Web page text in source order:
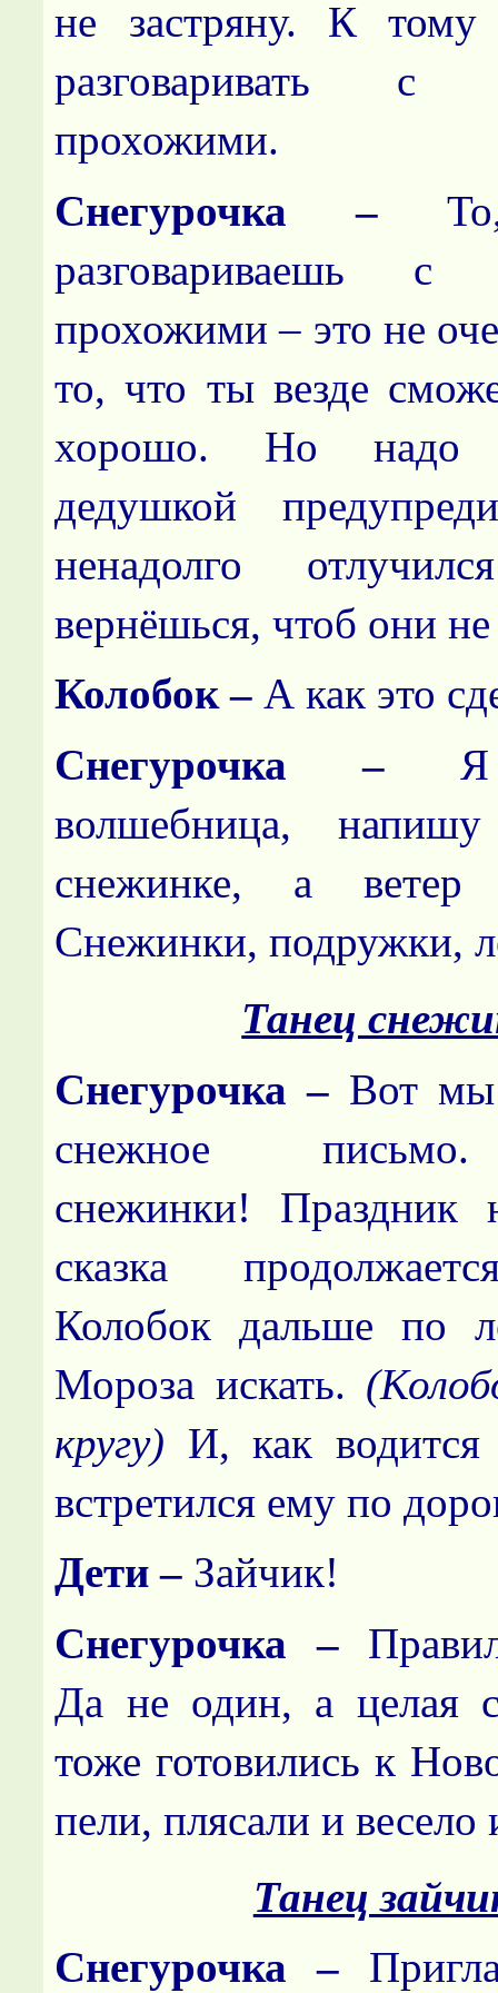
не застряну. К
разговаривать с
прохожими.
Снегурочка –
разговариваешь с
прохожими – это не
то, что ты везде
хорошо. Но надо
дедушкой
ненадолго
вернёшься, чтоб они
Колобок – А как это
Снегурочка –
волшебница,
снежинке, а ветер
Снежинки, подружки,
Танец
Снегурочка – Вот мы
снежное
снежинки! Праздник
сказка
Колобок дальше по
Мороза искать.
кругу) И, как водится
встретился ему по
Дети – Зайчик!
Снегурочка –
Да не один, а целая
тоже готовились к
пели, плясали и весело
Танец
Снегурочка –